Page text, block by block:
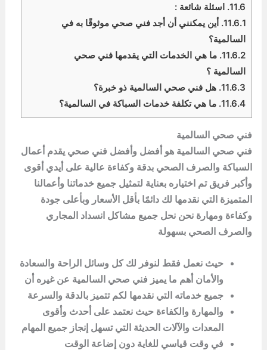
11.6. اسئلة شائعة :
11.6.1. أين يمكنني أن أجد فني صحي موثوقًا به في
السالمية؟
11.6.2. ما هي الخدمات التي يقدمها فني صحي
السالمية ؟
11.6.3. هل فني صحي السالمية ذو خبرة؟
11.6.4. ما هي تكلفة خدمات السباكة في السالمية؟
فني صحي السالمية
فني صحي السالمية هو أفضل وأفضل فني صحي يقدم أعمال
السباكة والصرف الصحي بدقة وكفاءة عالية على أيدي أقوى
وأكبر فريق تم اختياره بعناية لتمثيل جميع خدماتنا وأعمالنا
المتميزة التي نقدمها لك دائمًا بأقل الأسعار وبأعلى جودة
وكفاءة ومهارة نحن نحل جميع مشاكل انسداد المجاري
والصرف الصحي بسهولة
حيث نعمل فقط لنوفر لك كل وسائل الراحة والسعادة
والأمان أهم ما يميز فني صحي السالمية عن غيره أن
جميع خدماته التي نقدمها لكم تتميز بالدقة والسرعة
والمهارة والكفاءة حيث نعتمد على أحدث وأقوى
المعدات والآلات الحديثة التي تسهل إنجاز جميع المهام
في وقت قياسي للغاية دون إضاعة الوقت